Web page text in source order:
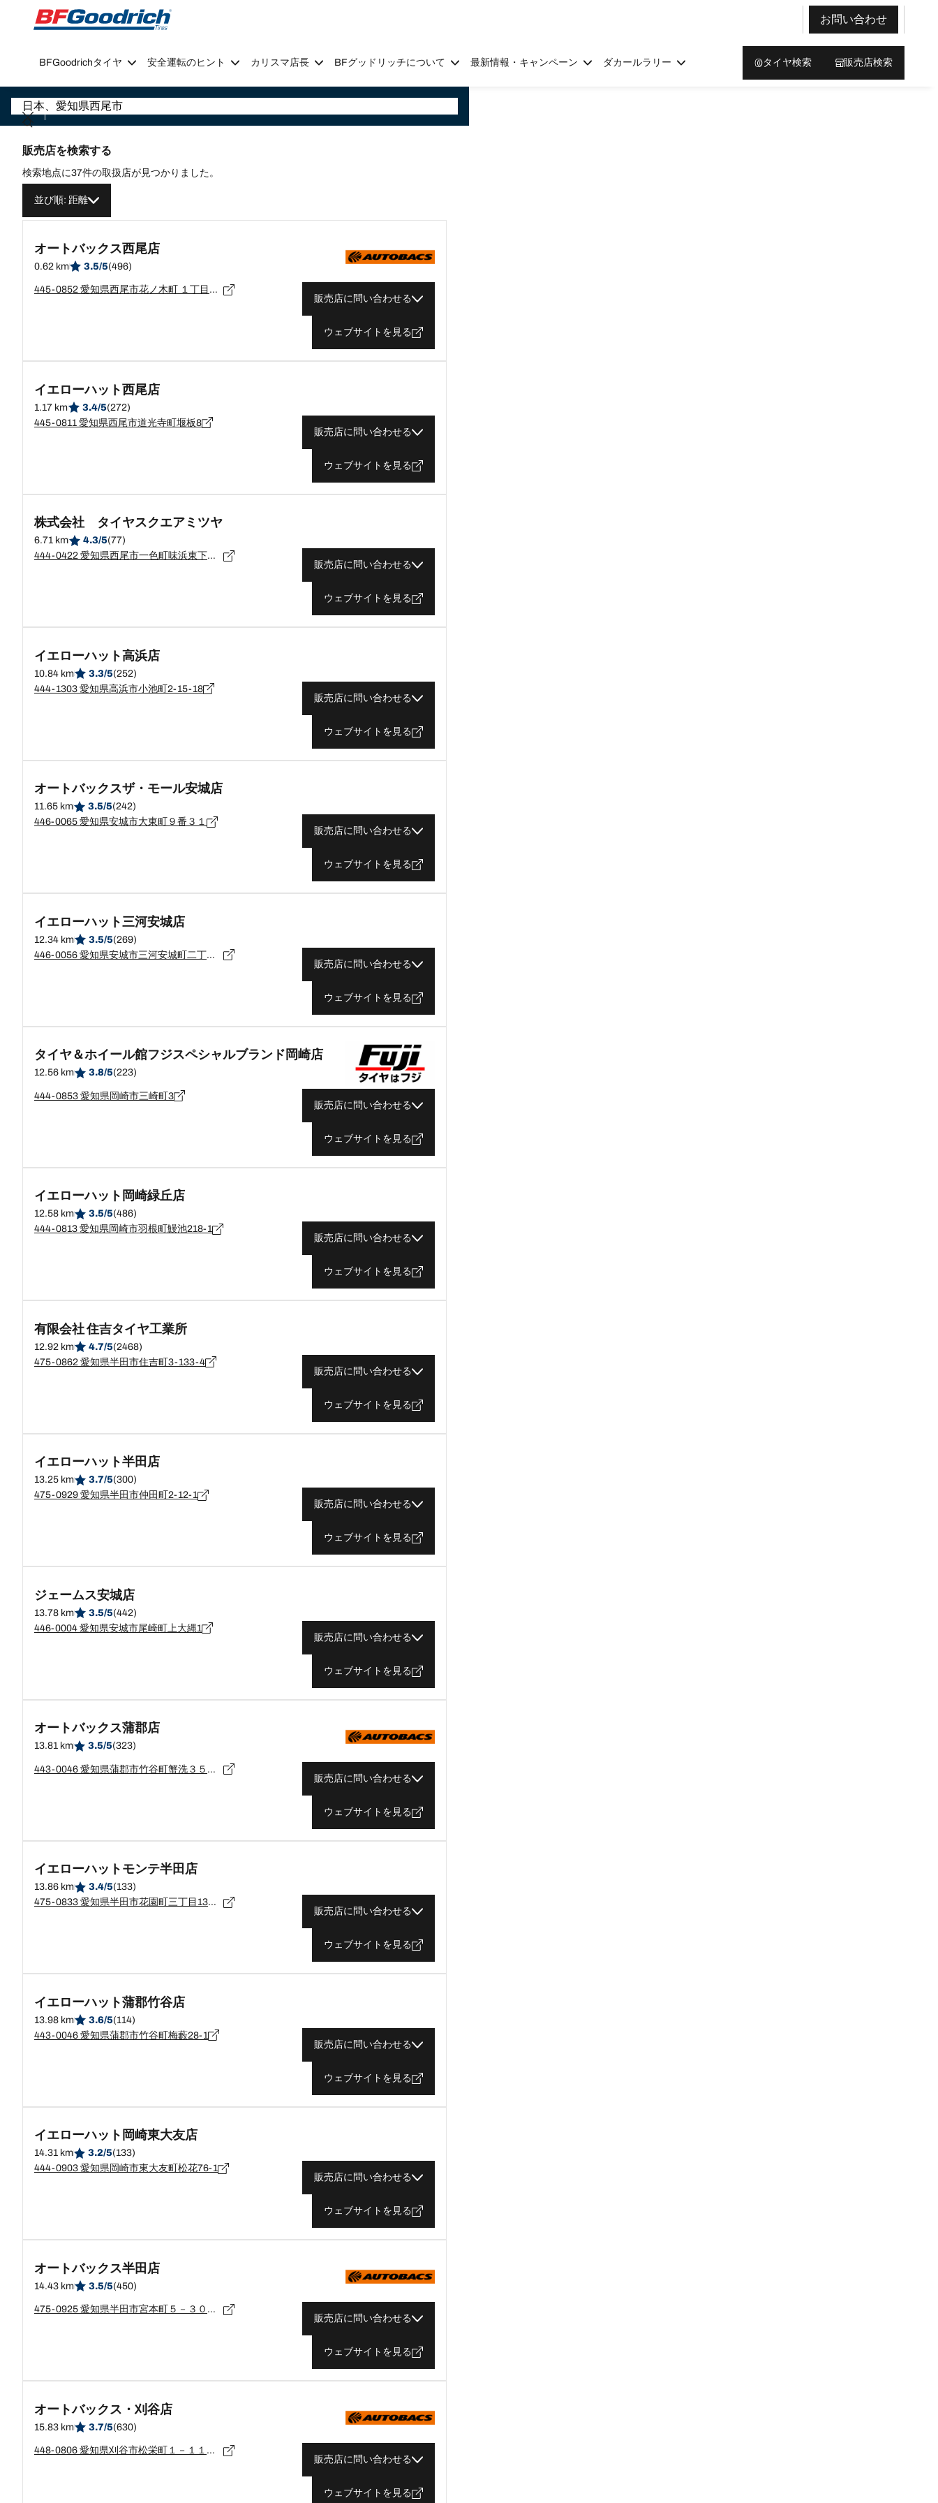
Go to page content
Go to page navigation
お問い合わせ
BFGoodrichタイヤ 安全運転のヒント カリスマ店長 BFグッドリッチについて 最新情報・キャンペーン ダカールラリー タイヤ検索 販売店検索
販売店を検索する
検索地点に37件の取扱店が見つかりました。
並び順: 距離
オートバックス西尾店
0.62 km 3.5/5(496)
445-0852 愛知県西尾市花ノ木町 １丁目３２番地
販売店に問い合わせる
ウェブサイトを見る
イエローハット西尾店
1.17 km 3.4/5(272)
445-0811 愛知県西尾市道光寺町堰板8
販売店に問い合わせる
ウェブサイトを見る
株式会社 タイヤスクエアミツヤ
6.71 km 4.3/5(77)
444-0422 愛知県西尾市一色町味浜東下浜21-3
販売店に問い合わせる
ウェブサイトを見る
イエローハット高浜店
10.84 km 3.3/5(252)
444-1303 愛知県高浜市小池町2-15-18
販売店に問い合わせる
ウェブサイトを見る
オートバックスザ・モール安城店
11.65 km 3.5/5(242)
446-0065 愛知県安城市大東町９番３１
販売店に問い合わせる
ウェブサイトを見る
イエローハット三河安城店
12.34 km 3.5/5(269)
446-0056 愛知県安城市三河安城町二丁目26番地9
販売店に問い合わせる
ウェブサイトを見る
タイヤ＆ホイール館フジスペシャルブランド岡崎店
12.56 km 3.8/5(223)
444-0853 愛知県岡崎市三崎町3
販売店に問い合わせる
ウェブサイトを見る
イエローハット岡崎緑丘店
12.58 km 3.5/5(486)
444-0813 愛知県岡崎市羽根町鰻池218-1
販売店に問い合わせる
ウェブサイトを見る
有限会社 住吉タイヤ工業所
12.92 km 4.7/5(2468)
475-0862 愛知県半田市住吉町3-133-4
販売店に問い合わせる
ウェブサイトを見る
イエローハット半田店
13.25 km 3.7/5(300)
475-0929 愛知県半田市仲田町2-12-1
販売店に問い合わせる
ウェブサイトを見る
ジェームス安城店
13.78 km 3.5/5(442)
446-0004 愛知県安城市尾崎町上大縄1
販売店に問い合わせる
ウェブサイトを見る
オートバックス蒲郡店
13.81 km 3.5/5(323)
443-0046 愛知県蒲郡市竹谷町蟹洗３５－５
販売店に問い合わせる
ウェブサイトを見る
イエローハットモンテ半田店
13.86 km 3.4/5(133)
475-0833 愛知県半田市花園町三丁目13番地1
販売店に問い合わせる
ウェブサイトを見る
イエローハット蒲郡竹谷店
13.98 km 3.6/5(114)
443-0046 愛知県蒲郡市竹谷町梅藪28-1
販売店に問い合わせる
ウェブサイトを見る
イエローハット岡崎東大友店
14.31 km 3.2/5(133)
444-0903 愛知県岡崎市東大友町松花76-1
販売店に問い合わせる
ウェブサイトを見る
オートバックス半田店
14.43 km 3.5/5(450)
475-0925 愛知県半田市宮本町５－３０２－１０
販売店に問い合わせる
ウェブサイトを見る
オートバックス・刈谷店
15.83 km 3.7/5(630)
448-0806 愛知県刈谷市松栄町１－１１－９
販売店に問い合わせる
ウェブサイトを見る